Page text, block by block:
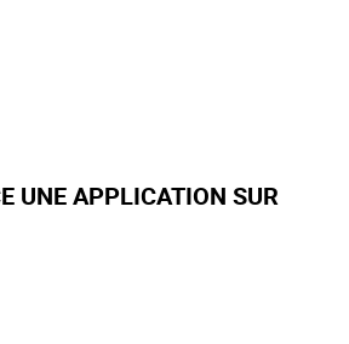
UNE APPLICATION SUR